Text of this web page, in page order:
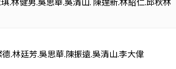
.林廷芳.吳思華.陳振遠.吳清山.李大偉